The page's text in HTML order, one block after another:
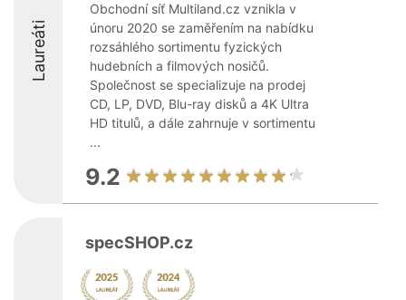
Laureáti
Obchodní síť Multiland.cz vznikla v
únoru 2020 se zaměřením na nabídku
rozsáhlého sortimentu fyzických
hudebních a filmových nosičů.
Společnost se specializuje na prodej
CD, LP, DVD, Blu-ray disků a 4K Ultra
HD titulů, a dále zahrnuje v sortimentu
...
9.2
specSHOP.cz